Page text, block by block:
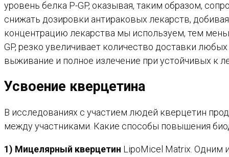
уровень белка Р-GP, оказывая, таким образом,
снижать дозировки антираковых лекарств,
концентрацию лекарства мы используем, тем
GP, резко увеличивает количество доставки
выживание и полное излечение при устойчивых к
Усвоение кверцетина
В исследованиях с участием людей кверцетин
между участниками. Какие способы повышения
1) Мицелярный кверцетин LipoMicel Matrix. Одним